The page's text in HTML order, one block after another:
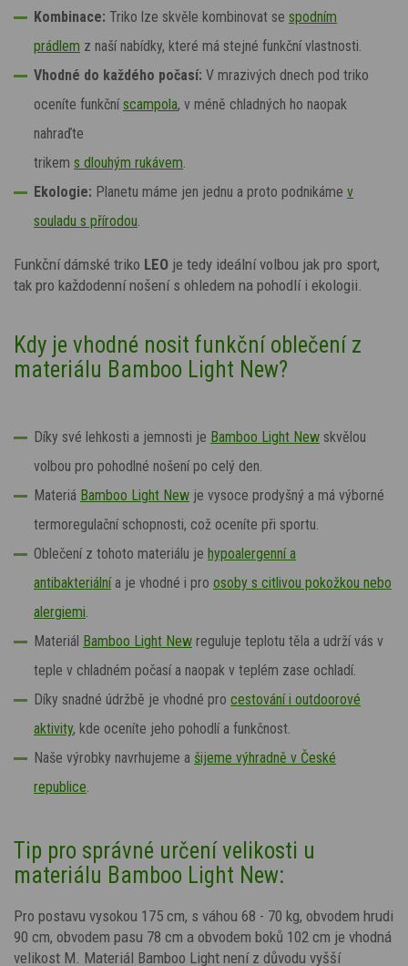
Kombinace: Triko lze skvěle kombinovat se spodním
prádlem z naší nabídky, které má stejné funkční vlastnosti.
Vhodné do každého počasí: V mrazivých dnech pod triko
oceníte funkčníscampola, v méně chladných ho naopak
nahraďte
trikem s dlouhým rukávem
Ekologie: Planetu máme jen jednu a proto podnikáme v
souladu s přírodou
Funkční dámské triko LEO je tedy ideální volbou jak pro sport,
tak pro každodenní nošení s ohledem na pohodlí i ekologii.
Kdy je vhodné nosit funkční oblečení z
materiálu Bamboo Light New?
Díky své lehkosti a jemnosti je Bamboo Light New skvělou
volbou pro pohodlné nošení po celý den.
Materiá Bamboo Light New je vysoce prodyšný a má výborné
termoregulační schopnosti, což oceníte při sportu.
Oblečení z tohoto materiálu je hypoalergenní a
antibakteriální a je vhodné i pro osoby s citlivou pokožkou nebo
alergiemi
Materiál Bamboo Light New reguluje teplotu těla a udrží vás v
teple v chladném počasí a naopak v teplém zase ochladí.
Díky snadné údržbě je vhodné pro cestování i outdoorové
aktivity, kde oceníte jeho pohodlí a funkčnost.
Naše výrobky navrhujeme a šijeme výhradně v České
republice
Tip pro správné určení velikosti u
materiálu Bamboo Light New:
Pro postavu vysokou 175 cm, s váhou 68 - 70 kg, obvodem hrudi
90 cm, obvodem pasu 78 cm a obvodem boků 102 cm je vhodná
velikost M. Materiál Bamboo Light není z důvodu vyšší